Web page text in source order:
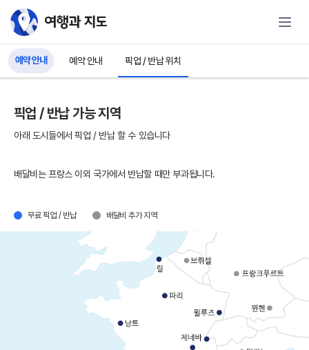
유럽자동차여행을 위한 푸조자동차
예약 안내 예약 안내 픽업 / 반납 위치
픽업 / 반납 가능 지역
아래 도시들에서 픽업 / 반납 할 수 있습니다
배달비는 프랑스 이외 국가에서 반납할 때만 부과됩니다.
무료 픽업 / 반납 배달비 추가 지역